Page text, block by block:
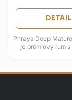
DETAIL
Phraya Deep
je prémiový rum
Pathom...